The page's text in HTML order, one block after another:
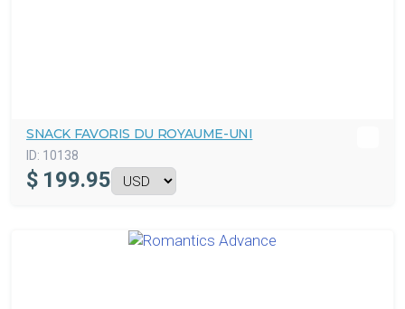
SNACK FAVORIS DU ROYAUME-UNI
ID: 10138
$ 199.95